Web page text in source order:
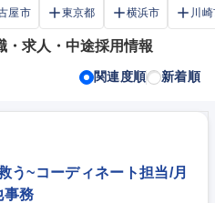
屋市 東京都 横浜市 川
・求人・中途採用情報
関連度順 新着順
う~コーディネート担当/月
事務